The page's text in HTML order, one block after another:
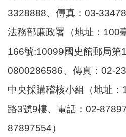
3328888、傳真：03-
法務部廉政署（地址：100
166號;10099國史館郵局第
0800286586、傳真：02-
中央採購稽核小組（地址
路3號9樓、電話：02-
87897554）